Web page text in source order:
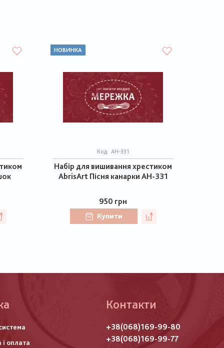
НОВИНКА
Код: АН-331
Набір для вишивання хрестиком
AbrisArt Пісня канарки АН-331
950 грн
Купити
і оплата
Контакти
+38(068)169-99-80
+38(068)169-99-77